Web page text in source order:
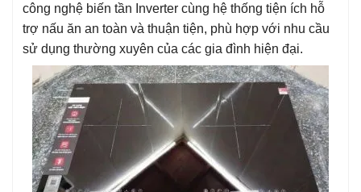
công nghệ biến tần Inverter cùng hệ thống tiện ích hỗ
trợ nấu ăn an toàn và thuận tiện, phù hợp với nhu cầu
sử dụng thường xuyên của các gia đình hiện đại.